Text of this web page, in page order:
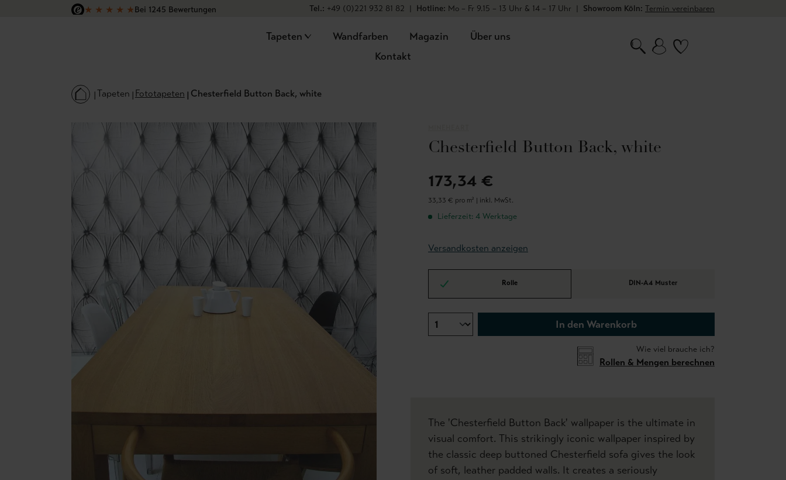
Hauptinhalt springen
Zur Suche springen
Zur Hauptnavigation springen
★ ★ ★ ★ ★Bei 1245 Bewertungen
Tel.: +49 (0)221 932 81 82 | Hotline: Mo – Fr 9.15 – 13 Uhr & 14 – 17 Uhr | Showroom Köln: Termin vereinbaren
Tapeten Wandfarben Magazin
Über uns
Kontakt
Tapeten Fototapeten Chesterfield Button Back, white
Chesterfield Button Back, white
173,34 €
33,33 € pro m² | inkl. MwSt.
Lieferzeit: 4 Werktage
Versandkosten anzeigen
Rolle DIN-A4 Muster
In den Warenkorb
Wie viel brauche ich?
Rollen & Mengen berechnen
The 'Chesterfield Button Back' wallpaper is the ultimate in
visual comfort. This strikingly iconic wallpaper inspired by
the classic deep buttoned Chesterfield sofa gives the look
of soft, leather padded walls. It creates a seriously